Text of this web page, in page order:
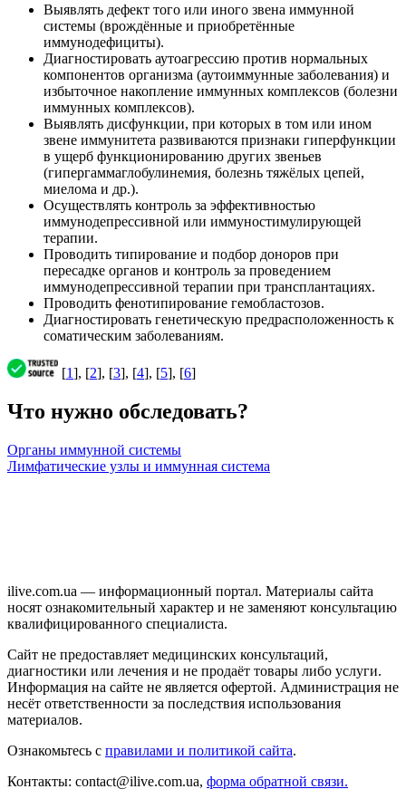
Выявлять дефект того или иного звена иммунной
системы (врождённые и приобретённые
иммунодефициты).
Диагностировать аутоагрессию против нормальных
компонентов организма (аутоиммунные заболевания) и
избыточное накопление иммунных комплексов (болезни
иммунных комплексов).
Выявлять дисфункции, при которых в том или ином
звене иммунитета развиваются признаки гиперфункции
в ущерб функционированию других звеньев
(гипергаммаглобулинемия, болезнь тяжёлых цепей,
миелома и др.).
Осуществлять контроль за эффективностью
иммунодепрессивной или иммуностимулирующей
терапии.
Проводить типирование и подбор доноров при
пересадке органов и контроль за проведением
иммунодепрессивной терапии при трансплантациях.
Проводить фенотипирование гемобластозов.
Диагностировать генетическую предрасположенность к
соматическим заболеваниям.
[1], [2], [3], [4], [5], [6]
Что нужно обследовать?
Органы иммунной системы
Лимфатические узлы и иммунная система
ilive.com.ua — информационный портал. Материалы сайта
носят ознакомительный характер и не заменяют консультацию
квалифицированного специалиста.
Сайт не предоставляет медицинских консультаций,
диагностики или лечения и не продаёт товары либо услуги.
Информация на сайте не является офертой. Администрация не
несёт ответственности за последствия использования
материалов.
Ознакомьтесь с правилами и политикой сайта.
Контакты: contact@ilive.com.ua, форма обратной связи.